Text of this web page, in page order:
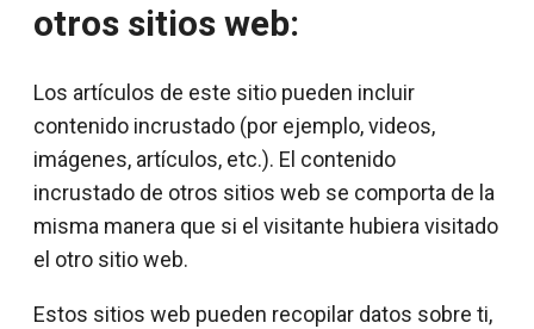
otros sitios web:
Los artículos de este sitio pueden incluir
contenido incrustado (por ejemplo, videos,
imágenes, artículos, etc.). El contenido
incrustado de otros sitios web se comporta de la
misma manera que si el visitante hubiera visitado
el otro sitio web.
Estos sitios web pueden recopilar datos sobre ti,